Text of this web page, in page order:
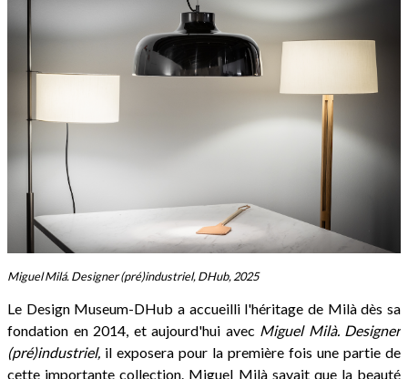
Miguel Milá. Designer (pré)industriel, DHub, 2025
Le Design Museum-DHub a accueilli l'héritage de Milà dès sa
fondation en 2014, et aujourd'hui avec Miguel Milà. Designer
(pré)industriel, il exposera pour la première fois une partie de
cette importante collection. Miguel Milà savait que la beauté